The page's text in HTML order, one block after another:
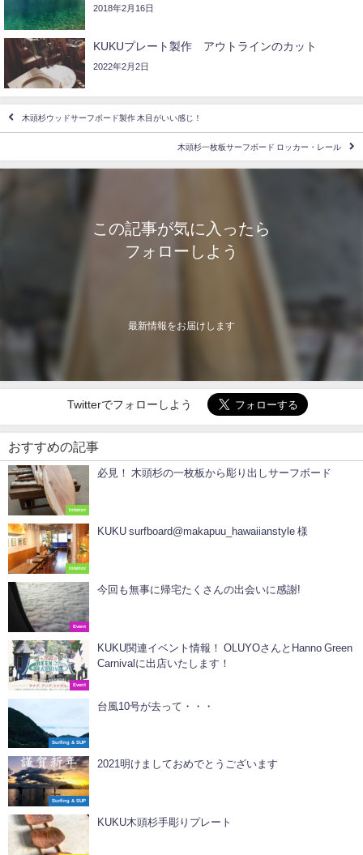
2018年2月16日
KUKUプレート製作 アウトラインのカット
2022年2月2日
木頭杉ウッドサーフボード製作 木目がいい感じ！
木頭杉一枚板サーフボード ロッカー・レール
この記事が気に入ったら
フォローしよう
最新情報をお届けします
Twitterでフォローしよう
おすすめの記事
Interior
必見！ 木頭杉の一枚板から彫り出しサーフボード
Interior
KUKU surfboard@makapuu_hawaiianstyle 様
Event
今回も無事に帰宅たくさんの出会いに感謝!
Event
KUKU関連イベント情報！ OLUYOさんとHanno Green
Carnivalに出店いたします！
Surfing & SUP
台風10号が去って・・・
Surfing & SUP
2021明けましておめでとうございます
KUKU木頭杉手彫りプレート